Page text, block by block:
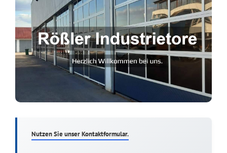
Nutzen Sie unser Kontaktformular.